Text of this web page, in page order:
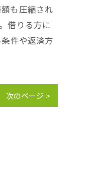
も圧縮され
借りる方に
件や返済方
次のページ >